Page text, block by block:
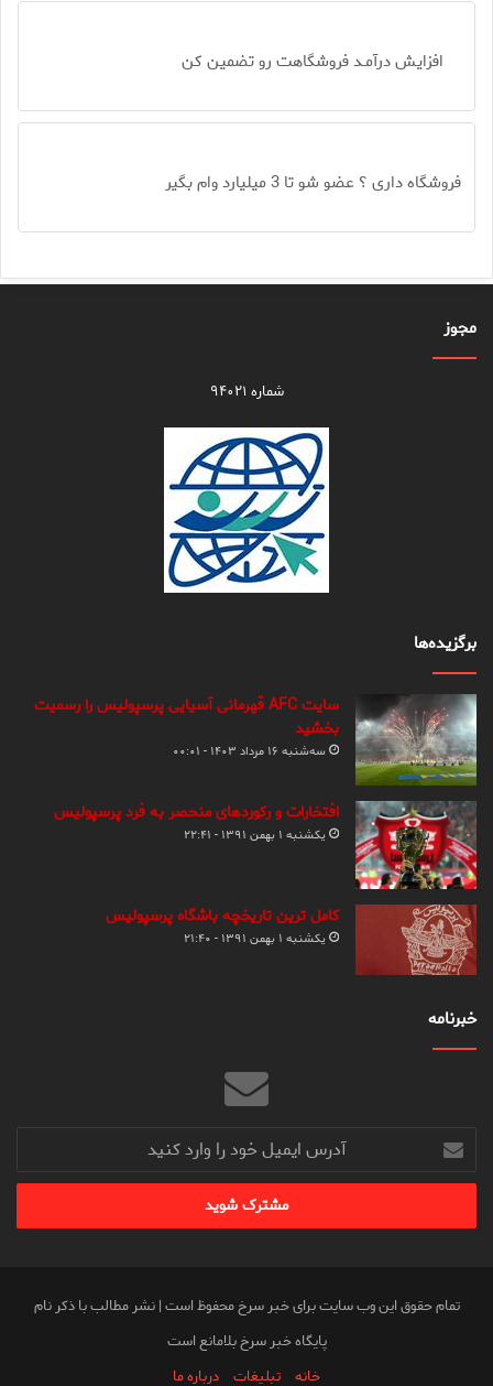
افزایش درآمـد فروشگاهت رو تضمین کن
فروشگاه داری ؟ عضو شو تا 3 میلیارد وام بگیر
مجوز
شماره ۹۴۰۲۱
برگزیده‌ها
سایت AFC قهرمانی آسیایی پرسپولیس را رسمیت
بخشید
سه‌شنبه ۱۶ مرداد ۱۴۰۳ - ۰۰:۰۱
افتخارات و رکوردهای منحصر به فرد پرسپولیس
یکشنبه ۱ بهمن ۱۳۹۱ - ۲۲:۴۱
کامل ترین تاریخچه باشگاه پرسپولیس
یکشنبه ۱ بهمن ۱۳۹۱ - ۲۱:۴۰
خبرنامه
آدرس
ایمیل
خود
وارد
تمام حقوق این وب سایت برای خبر سرخ محفوظ است | نشر مطالب با ذکر نام
پایگاه خبر سرخ بلامانع است
خانه
تبلیغات درباره ما